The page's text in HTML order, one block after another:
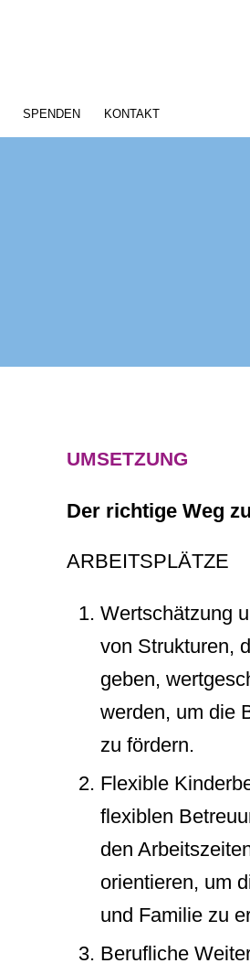
SPENDEN KONTAKT
UMSETZUNG
Der richtige Weg
ARBEITSPLÄTZE
Wertschätzung
von Strukturen,
geben,
werden, um die
zu fördern.
Flexible
flexiblen
den
orientieren, um
und Familie zu
Berufliche